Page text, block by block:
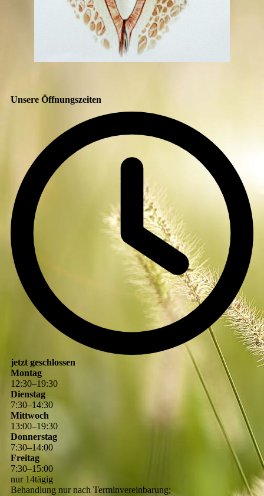
Unsere Öffnungszeiten
jetzt geschlossen
Montag
12:30–19:30
Dienstag
7:30–14:30
Mittwoch
13:00–19:30
Donnerstag
7:30–14:00
Freitag
7:30–15:00
nur 14tägig
Behandlung nur nach Terminvereinbarung;